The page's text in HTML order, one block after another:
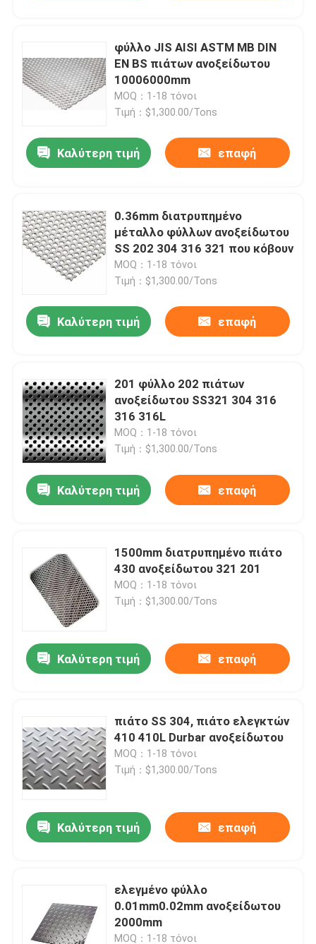
Προϊόντα
Βίντεο
Περίπου εμείς
Γύρος εργοστασίων
Ποιοτικός έλεγχος
Ζητήστε ένα απόσπασμα
Κράμα ανοξείδωτου
Φύλλο πιάτων ανοξείδωτου
φύλλο JIS AISI ASTM ΜΒ DIN
EN BS πιάτων ανοξείδωτου
10006000mm
MOQ：1-18 τόνοι
Τιμή：$1,300.00/Tons
Καλύτερη τιμή επαφή
0.36mm διατρυπημένο
μέταλλο φύλλων ανοξείδωτου
SS 202 304 316 321 που κόβουν
MOQ：1-18 τόνοι
Τιμή：$1,300.00/Tons
Καλύτερη τιμή επαφή
201 φύλλο 202 πιάτων
ανοξείδωτου SS321 304 316
316 316L
MOQ：1-18 τόνοι
Τιμή：$1,300.00/Tons
Καλύτερη τιμή επαφή
1500mm διατρυπημένο πιάτο
430 ανοξείδωτου 321 201
MOQ：1-18 τόνοι
Τιμή：$1,300.00/Tons
Καλύτερη τιμή επαφή
πιάτο SS 304, πιάτο ελεγκτών
410 410L Durbar ανοξείδωτου
MOQ：1-18 τόνοι
Τιμή：$1,300.00/Tons
Καλύτερη τιμή επαφή
ελεγμένο φύλλο
0.01mm0.02mm ανοξείδωτου
2000mm
MOQ：1-18 τόνοι